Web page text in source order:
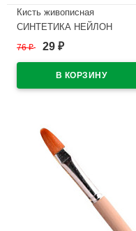
Кисть живописная
СИНТЕТИКА НЕЙЛОН
АРТЕКС №08 овальная
76₽ 29 ₽